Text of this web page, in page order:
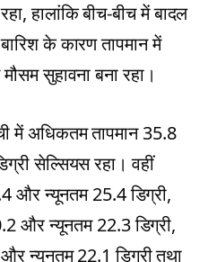
हालांकि बीच-बीच में बादल
के कारण तापमान में
सुहावना बना रहा।
में अधिकतम तापमान 35.8
सेल्सियस रहा। वहीं
और न्यूनतम 25.4 डिग्री,
और न्यूनतम 22.3 डिग्री,
न्यूनतम 22.1 डिग्री तथा